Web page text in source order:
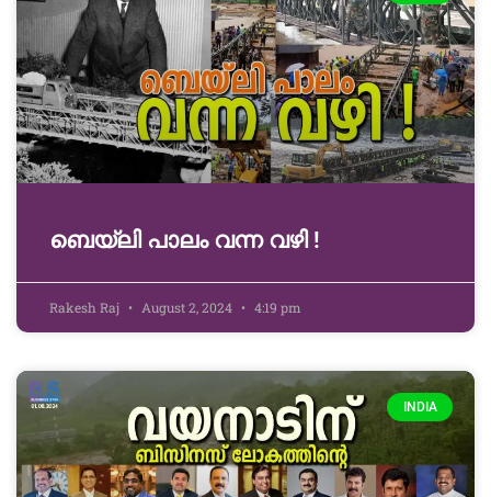
ബെയ്‌ലി പാലം വന്ന വഴി !
Rakesh Raj August 2, 2024 4:19 pm
INDIA